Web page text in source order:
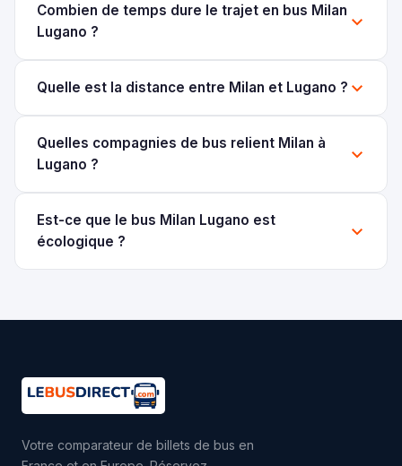
Combien de temps dure le trajet en bus Milan
Lugano ?
Quelle est la distance entre Milan et Lugano ?
Quelles compagnies de bus relient Milan à
Lugano ?
Est-ce que le bus Milan Lugano est
écologique ?
Votre comparateur de billets de bus en